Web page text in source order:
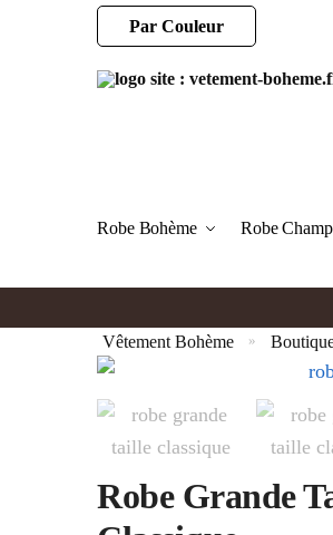
Par Couleur
Robe Bohème Robe
Vêtement Bohème »
Robe Grande